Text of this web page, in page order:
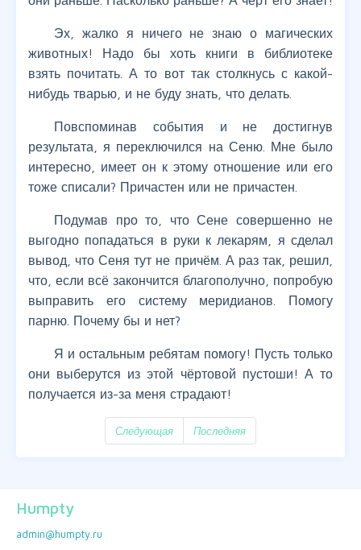
Эх, жалко я ничего не знаю о магических
животных! Надо бы хоть книги в библиотеке
взять почитать. А то вот так столкнусь с какой-
нибудь тварью, и не буду знать, что делать.
Повспоминав события и не достигнув
результата, я переключился на Сеню. Мне было
интересно, имеет он к этому отношение или его
тоже списали? Причастен или не причастен.
Подумав про то, что Сене совершенно не
выгодно попадаться в руки к лекарям, я сделал
вывод, что Сеня тут не причём. А раз так, решил,
что, если всё закончится благополучно, попробую
выправить его систему меридианов. Помогу
парню. Почему бы и нет?
Я и остальным ребятам помогу! Пусть только
они выберутся из этой чёртовой пустоши! А то
получается из-за меня страдают!
Следующая Последняя
Humpty
admin@humpty.ru